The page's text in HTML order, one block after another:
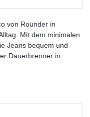
von Rounder in
Mit dem minimalen
Jeans bequem und
Dauerbrenner in